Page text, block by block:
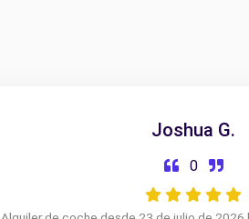
Joshua G.
0